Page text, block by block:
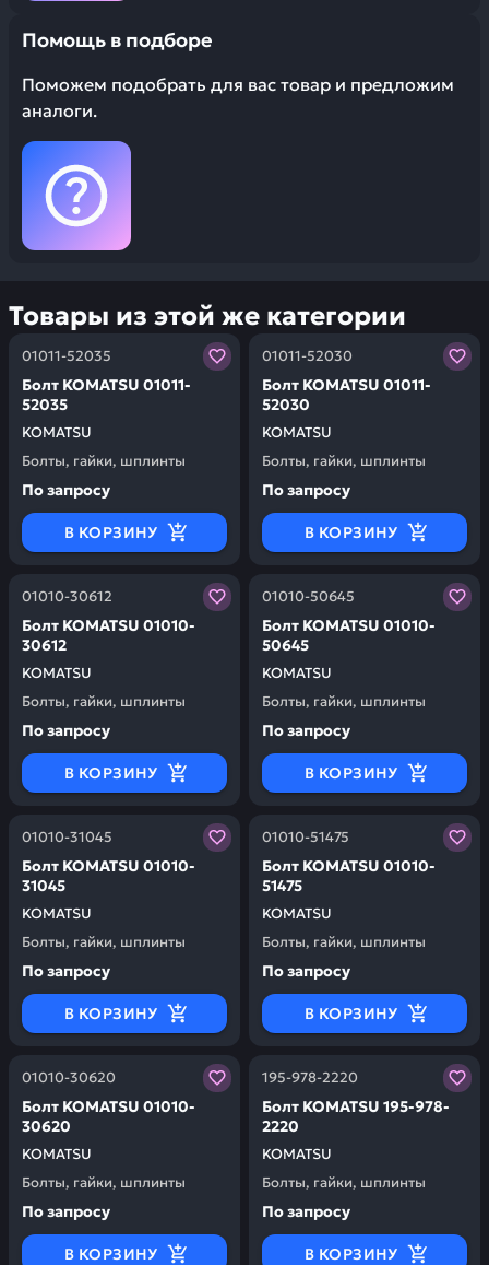
Помощь в подборе
Поможем подобрать для вас товар и предложим
аналоги.
Товары из этой же категории
01011-52035
KOMATSU
Болт KOMATSU 01011-
52035
Болты, гайки, шплинты
Заказывая запчасти у нас, вы получаете гарантию
По запросу
В КОРЗИНУ
01011-52030
KOMATSU
Болт KOMATSU 01011-
52030
Болты, гайки, шплинты
Заказывая запчасти у
По запросу
В КОРЗИНУ
01010-30612
KOMATSU
Болт KOMATSU 01010-
30612
Болты, гайки, шплинты
Заказывая запчасти у нас, вы получаете гарантию
По запросу
В КОРЗИНУ
01010-50645
KOMATSU
Болт KOMATSU 01010-
50645
Болты, гайки, шплинты
Заказывая запчасти у
По запросу
В КОРЗИНУ
01010-31045
KOMATSU
Болт KOMATSU 01010-
31045
Болты, гайки, шплинты
Заказывая запчасти у нас, вы получаете гарантию
По запросу
В КОРЗИНУ
01010-51475
KOMATSU
Болт KOMATSU 01010-
51475
Болты, гайки, шплинты
Заказывая запчасти у
По запросу
В КОРЗИНУ
01010-30620
KOMATSU
Болт KOMATSU 01010-
30620
Болты, гайки, шплинты
Заказывая запчасти у нас, вы получаете гарантию
По запросу
В КОРЗИНУ
195-978-2220
KOMATSU
Болт KOMATSU 195-978-
2220
Болты, гайки, шплинты
Заказывая запчасти у
По запросу
В КОРЗИНУ